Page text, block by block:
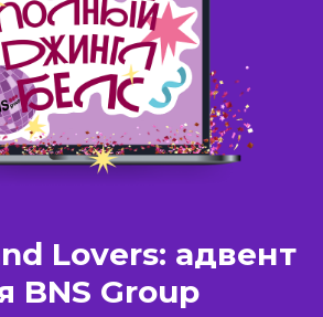
Lovers: адвент
BNS Group